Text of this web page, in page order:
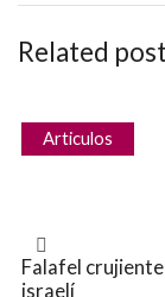
Related
Articulos
Falafel
israelí